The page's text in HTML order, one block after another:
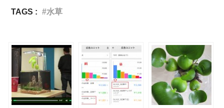
TAGS :
水草